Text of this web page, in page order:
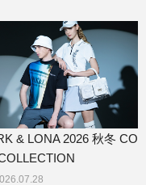
& LONA 2026 秋冬 CO